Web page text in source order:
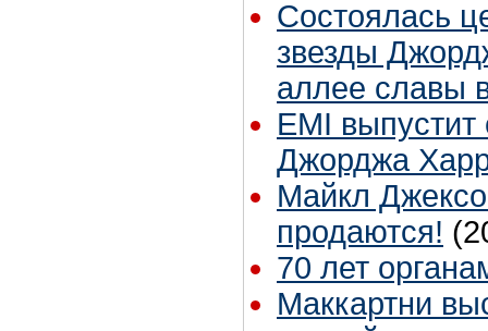
Состоялась
звезды
аллее славы
EMI выпустит
Джорджа
Майкл
продаются!
70 лет
Маккартни